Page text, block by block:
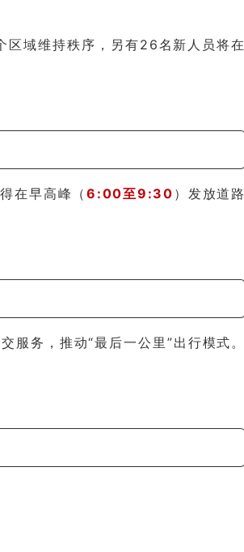
区域维持秩序，另有26名新人员将
在早高峰（6:00至9:30 ）发放道
服务，推动“最后一公里”出行模式